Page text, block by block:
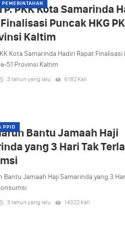
PEMERINTAHAN
PKK Kota Samarinda
Puncak HKG
Kaltim
Kota Samarinda Hadiri Rapat
51 Provinsi Kaltim
3 tahun yang lalu 6182 Kali
PPID
Bantu Jamaah Haji
yang 3 Hari Tak
Bantu Jamaah Haji Samarinda yang 3
3 tahun yang lalu 14022 Kali